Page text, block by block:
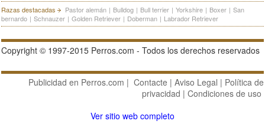
Razas destacadas
Pastor alemán | Bulldog | Bull terrier | Yorkshire | Boxer | San
bernardo | Schnauzer | Golden Retriever | Doberman | Labrador Retriever
Copyright © 1997-2015 Perros.com - Todos los derechos reservados
Publicidad en Perros.com | Contacte | Aviso Legal | Política de
privacidad | Condiciones de uso
Ver sitio web completo